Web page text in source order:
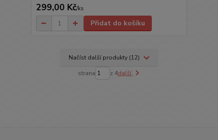
299,00 Kč/ks
Přidat do košíku
Načíst další produkty (12)
strana z 4další